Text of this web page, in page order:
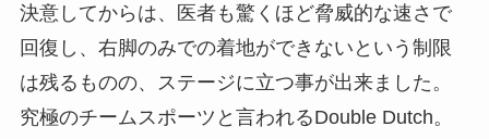
決意してからは、医者も驚くほど脅威的な速さで
回復し、右脚のみでの着地ができないという制限
は残るものの、ステージに立つ事が出来ました。
究極のチームスポーツと言われるDouble Dutch。